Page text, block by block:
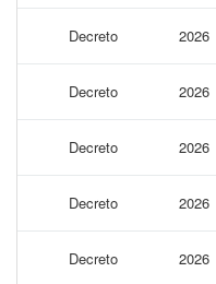
Decreto 2026
Decreto 2026
Decreto 2026
Decreto 2026
Decreto 2026